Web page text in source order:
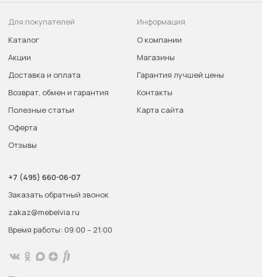
Для покупателей
Каталог
Акции
Доставка и оплата
Возврат, обмен и гарантия
Полезные статьи
Оферта
Отзывы
Информация
О компании
Магазины
Гарантия лучшей цены
Контакты
Карта сайта
+7 (495) 660-06-07
Заказать обратный звонок
zakaz@mebelvia.ru
Время работы: 09:00 – 21:00